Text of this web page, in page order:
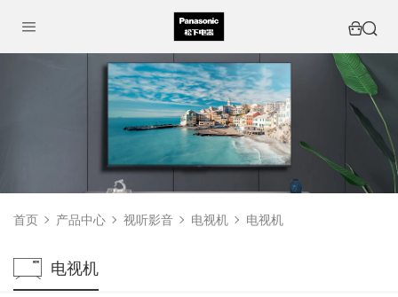
首页 产品中心 视听影音 电视机 电视机
电视机